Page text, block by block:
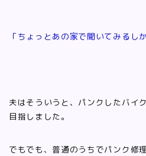
「ちょっとあの家で聞いてみるし
夫はそういうと、パンクしたバイ
目指しました。
でもでも、普通のうちでパンク修